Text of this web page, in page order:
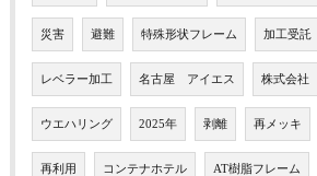
災害 避難 特殊形状フレーム 加工受託
レベラー加工 名古屋 アイエス 株式会社
ウエハリング 2025年 剥離 再メッキ
再利用 コンテナホテル AT樹脂フレーム